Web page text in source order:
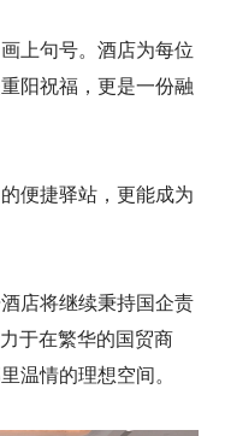
上句号。酒店为每位
阳祝福，更是一份融
便捷驿站，更能成为
店将继续秉持国企责
于在繁华的国贸商
温情的理想空间。